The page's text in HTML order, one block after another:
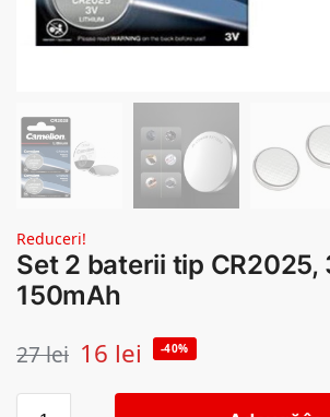
Reduceri!
Set 2 baterii tip CR2025,
150mAh
27lei 16 lei -40%